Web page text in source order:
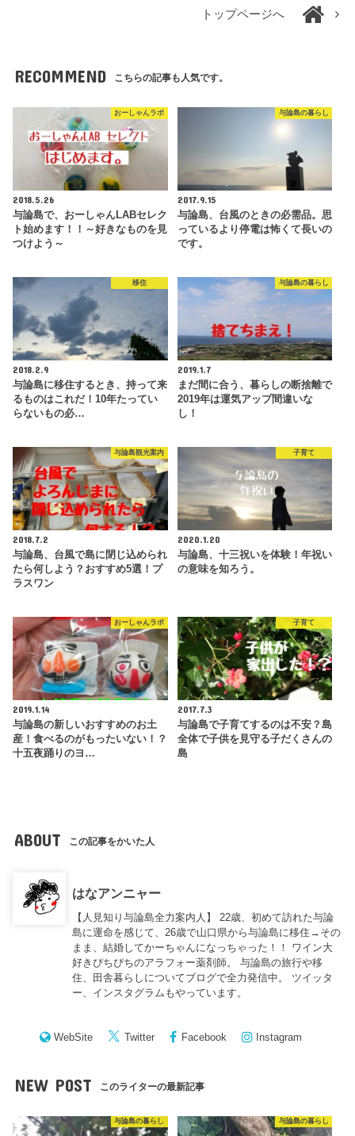
トップページへ
RECOMMEND こちらの記事も人気です。
おーしゃんラボ
2018.5.26
与論島で、おーしゃんLABセレク
ト始めます！！～好きなものを見
つけよう～
与論島の暮らし
2017.9.15
与論島、台風のときの必需品。思
っているより停電は怖くて長いの
です。
移住
2018.2.9
与論島に移住するとき、持って来
るものはこれだ！10年たってい
らないもの必…
与論島の暮らし
2019.1.7
まだ間に合う、暮らしの断捨離で
2019年は運気アップ間違いな
し！
与論島観光案内
2018.7.2
与論島、台風で島に閉じ込められ
たら何しよう？おすすめ5選！プ
ラスワン
子育て
2020.1.20
与論島、十三祝いを体験！年祝い
の意味を知ろう。
おーしゃんラボ
2019.1.14
与論島の新しいおすすめのお土
産！食べるのがもったいない！？
十五夜踊りのヨ…
子育て
2017.7.3
与論島で子育てするのは不安？島
全体で子供を見守る子だくさんの
島
ABOUT この記事をかいた人
はなアンニャー
【人見知り与論島全力案内人】 22歳、初めて訪れた与論
島に運命を感じて、26歳で山口県から与論島に移住→その
まま、結婚してかーちゃんになっちゃった！！ ワイン大
好きぴちぴちのアラフォー薬剤師。 与論島の旅行や移
住、田舎暮らしについてブログで全力発信中。 ツイッタ
ー、インスタグラムもやっています。
WebSite Twitter Facebook Instagram
NEW POST このライターの最新記事
与論島の暮らし 与論島の暮らし